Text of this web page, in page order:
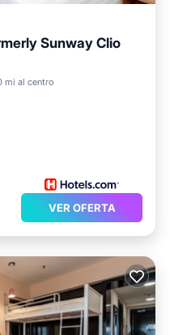
Sunway Clio
mi al centroPiscina
VER OFERTA